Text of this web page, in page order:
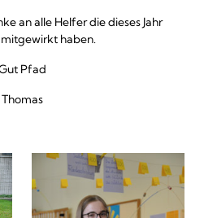
an alle Helfer die dieses Jahr
haben.
Pfad
Thomas